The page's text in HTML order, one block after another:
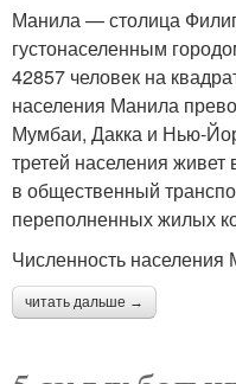
Манила — столица
густонаселенным
42857 человек на
населения Манила
Мумбаи, Дакка и Нью-
третей населения
в общественный
переполненных жилых
Численность
читать дальше →